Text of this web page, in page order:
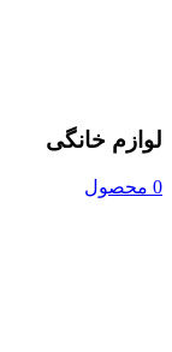
لوازم خانگی
0 محصول